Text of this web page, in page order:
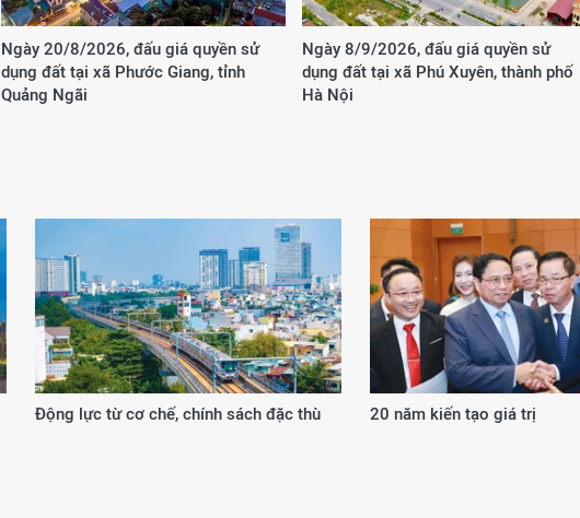
Ngày 20/8/2026, đấu giá quyền sử
dụng đất tại xã Phước Giang, tỉnh
Quảng Ngãi
Ngày 8/9/2026, đấu giá quyền sử
dụng đất tại xã Phú Xuyên, thành phố
Hà Nội
Động lực từ cơ chế, chính sách đặc thù 20 năm kiến tạo giá trị